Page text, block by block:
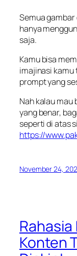
Semua
hanya
saja.
Kamu bisa
imajinasi kamu
prompt yang
Nah kalau
yang benar,
seperti di atas
https://
November 24,
Konten